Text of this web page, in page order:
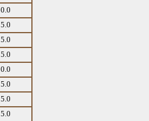
0.0
5.0
5.0
5.0
0.0
5.0
5.0
5.0